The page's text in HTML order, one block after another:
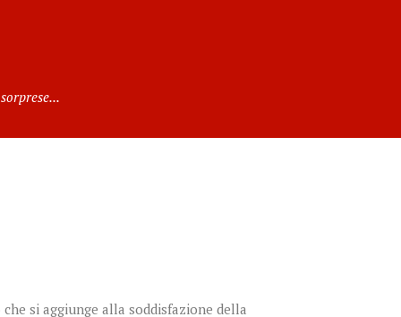
si aggiunge alla soddisfazione della